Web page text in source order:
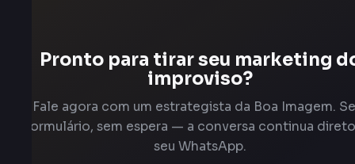
Pronto para tirar seu marketing
improviso?
Fale agora com um estrategista da Boa Imagem.
formulário, sem espera — a conversa continua
seu WhatsApp.